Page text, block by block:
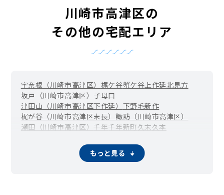
川崎市高津区の
その他の宅配エリア
宇奈根（川崎市高津区） 梶ケ谷蟹ケ谷 上作延北見方
坂戸（川崎市高津区） 子母口
津田山（川崎市高津区下作延） 下野毛新作
梶が谷（川崎市高津区末長） 諏訪（川崎市高津区）
瀬田（川崎市高津区）千年千年新町久末久本
溝の口・武蔵溝ノ口（川崎市高津区溝口）
向ケ丘（川崎市高津区）
もっと見る